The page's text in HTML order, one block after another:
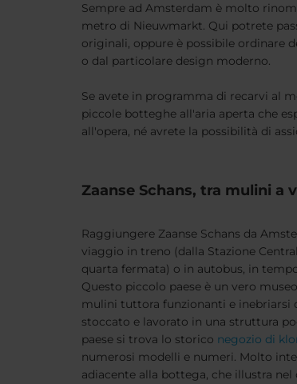
Sempre ad Amsterdam è molto
metro di Nieuwmarkt. Qui potrete
originali, oppure è possibile ordinare
o dal particolare design moderno.
Se avete in programma di recarvi al
piccole botteghe all'aria aperta che
all'opera, né avrete la possibilità di
Zaanse Schans, tra mulini a
Raggiungere Zaanse Schans da
viaggio in treno (dalla Stazione
quarta fermata) o in autobus, in
Questo piccolo paese è un vero
mulini tuttora funzionanti e inebriarsi
stoccato e lavorato in una struttura
paese si trova lo storico negozio di
numerosi modelli e numeri. Molto
adiacente alla bottega, che illustra